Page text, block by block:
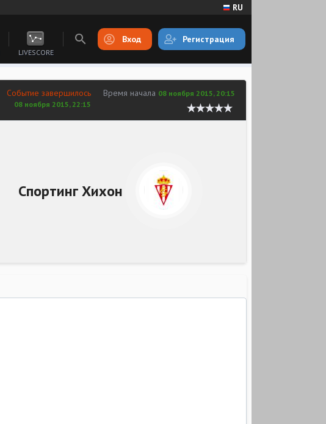
RU
LIVESCORE
Вход Регистрация
Время начала 08 ноября 2015, 20:15
Событие завершилось
08 ноября 2015, 22:15
Спортинг Хихон